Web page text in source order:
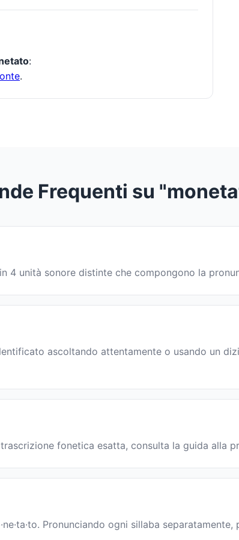
:
.
Frequenti su
in 4 unità sonore distinte che compongono la
ascoltando attentamente o usando un
trascrizione fonetica esatta, consulta la guida alla
Pronunciando ogni sillaba